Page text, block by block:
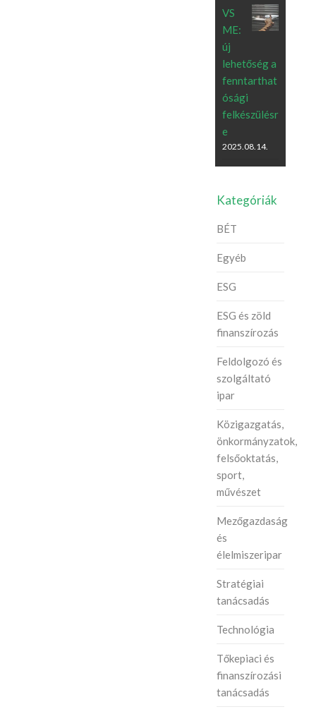
VS
ME:
új
lehetőség a
fenntarthat
ósági
felkészülésr
e
2025.08.14.
Kategóriák
BÉT
Egyéb
ESG
ESG és zöld
finanszírozás
Feldolgozó és
szolgáltató
ipar
Közigazgatás,
önkormányzatok,
felsőoktatás,
sport,
művészet
Mezőgazdaság
és
élelmiszeripar
Stratégiai
tanácsadás
Technológia
Tőkepiaci és
finanszírozási
tanácsadás